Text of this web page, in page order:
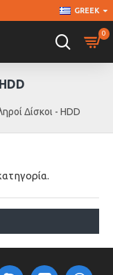
GREEK
0
Δίσκοι - HDD